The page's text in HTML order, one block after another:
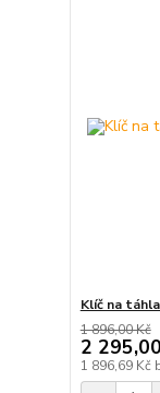
Klíč na
1 896,00 Kč
2
1 896,69 Kč